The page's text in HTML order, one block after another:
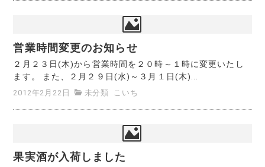
営業時間変更のお知らせ
２月２３日(木)から営業時間を２０時～１時に変更いたし
ます。 また、２月２９日(水)～３月１日(木)...
2012年2月22日 未分類 こいち
果実酒が入荷しました